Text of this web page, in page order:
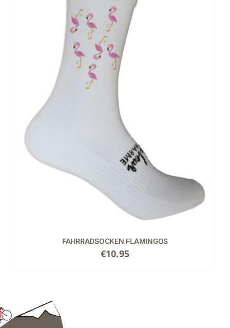
FAHRRADSOCKEN FLAMINGOS
€10.95